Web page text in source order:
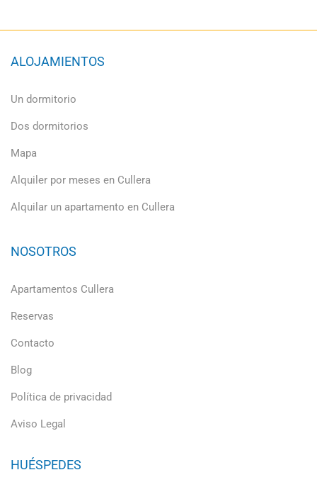
ALOJAMIENTOS
Un dormitorio
Dos dormitorios
Mapa
Alquiler por meses en Cullera
Alquilar un apartamento en Cullera
NOSOTROS
Apartamentos Cullera
Reservas
Contacto
Blog
Política de privacidad
Aviso Legal
HUÉSPEDES